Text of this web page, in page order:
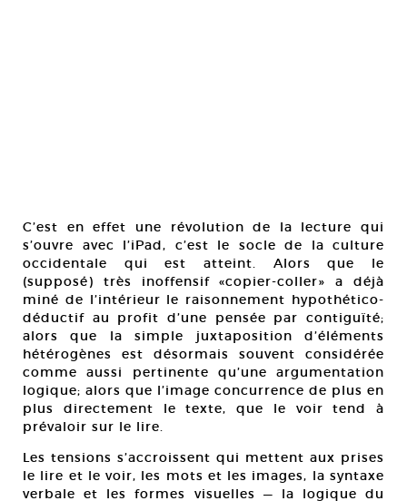
C’est en effet une révolution de la lecture qui
s’ouvre avec l’iPad, c’est le socle de la culture
occidentale qui est atteint. Alors que le
(supposé) très inoffensif «copier-coller» a déjà
miné de l’intérieur le raisonnement hypothético-
déductif au profit d’une pensée par contiguïté;
alors que la simple juxtaposition d’éléments
hétérogènes est désormais souvent considérée
comme aussi pertinente qu’une argumentation
logique; alors que l’image concurrence de plus en
plus directement le texte, que le voir tend à
prévaloir sur le lire.
Les tensions s’accroissent qui mettent aux prises
le lire et le voir, les mots et les images, la syntaxe
verbale et les formes visuelles — la logique du